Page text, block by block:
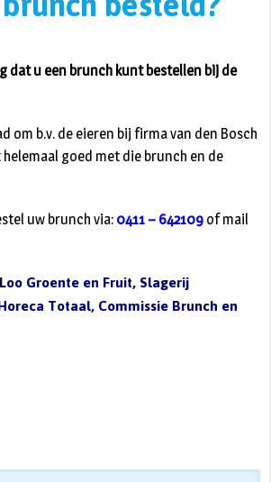
dat u een brunch kunt bestellen bij de
om b.v. de eieren bij firma van den Bosch
goed met die brunch en de
uw brunch via: 0411 – 642109 of mail
Groente en Fruit, Slagerij
Totaal, Commissie Brunch en